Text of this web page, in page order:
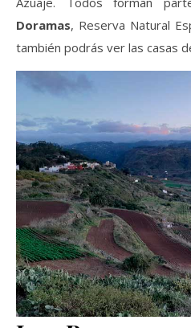
Doramas, Reserva Natural
también podrás ver las casas